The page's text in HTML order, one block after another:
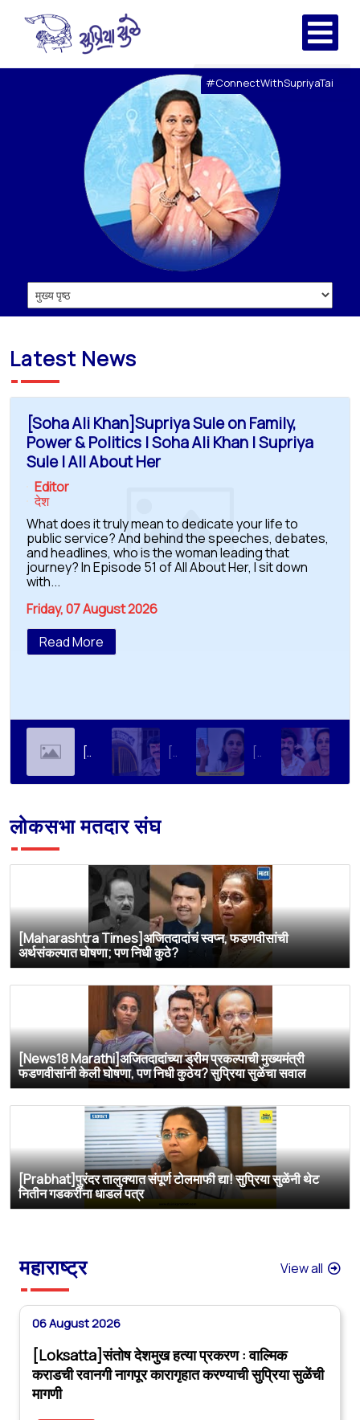
#ConnectWithSupriyaTai
Latest News
[Soha Ali Khan]Supriya Sule on Family,
Power & Politics | Soha Ali Khan | Supriya
Sule | All About Her
Editor
देश
What does it truly mean to dedicate your life to
public service? And behind the speeches, debates,
and headlines, who is the woman leading that
journey? In Episode 51 of All About Her, I sit down
with...
Friday, 07 August 2026
Read More
[Soha Ali Khan]Supriya Sule on Family, Power & Politics | Soha Ali Khan | Supriya Sule | All About Her [Loksatta]संतोष देशमुख हत्या प्रकरण : वाल्मिक कराडची रवानगी नागपूर कारागृहात करण्याची सुप्रिया सुळेंची मागणी [Dainik Prabhat]‘वाल्मिक कराडला बीड कारागृहातून नागपूरला हलवा’; सुप्रिया सुळेंची मुख्यमंत्र्यांकडे मोठी मागणी
लोकसभा मतदार संघ
[Maharashtra Times]अजितदादांचं स्वप्न, फडणवीसांची
अर्थसंकल्पात घोषणा; पण निधी कुठे?
[News18 Marathi]अजितदादांच्या ड्रीम प्रकल्पाची मुख्यमंत्री
फडणवीसांनी केली घोषणा, पण निधी कुठेय? सुप्रिया सुळेंचा सवाल
[Prabhat]पुरंदर तालुक्यात संपूर्ण टोलमाफी द्या! सुप्रिया सुळेंनी थेट
नितीन गडकरींना धाडलं पत्र
महाराष्ट्र View all
06 August 2026
[Loksatta]संतोष देशमुख हत्या प्रकरण : वाल्मिक
कराडची रवानगी नागपूर कारागृहात करण्याची सुप्रिया सुळेंची
मागणी